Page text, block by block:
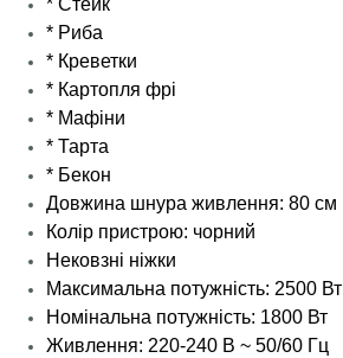
* Стейк
* Риба
* Креветки
* Картопля фрі
* Мафіни
* Тарта
* Бекон
Довжина шнура живлення: 80 см
Колір пристрою: чорний
Нековзні ніжки
Максимальна потужність: 2500 Вт
Номінальна потужність: 1800 Вт
Живлення: 220-240 В ~ 50/60 Гц